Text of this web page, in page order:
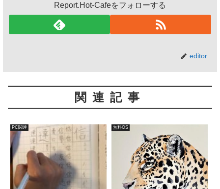
Report.Hot-Cafeをフォローする
editor
関連記事
PC関連 無料OS